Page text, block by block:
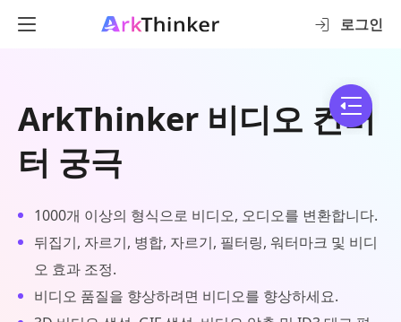
로그인
ArkThinker 비디오 컨버
터 궁극
1000개 이상의 형식으로 비디오, 오디오를 변환합니다.
뒤집기, 자르기, 병합, 자르기, 필터링, 워터마크 및 비디
오 효과 조정.
비디오 품질을 향상하려면 비디오를 향상하세요.